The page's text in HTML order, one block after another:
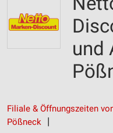
und
Filiale & Öffnungszeiten
Pößneck